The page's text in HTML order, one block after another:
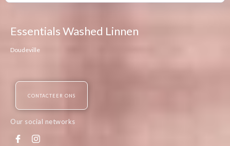
Essentials Washed Linnen
Doudeville
CONTACTEER ONS
Our social networks